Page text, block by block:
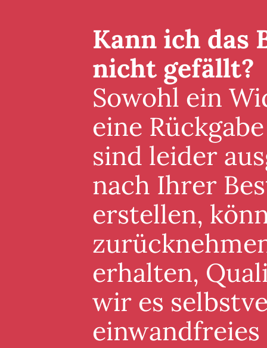
Kann ich das
nicht gefällt?
Sowohl ein
eine
sind leider
nach Ihrer
erstellen,
erhalten,
wir es